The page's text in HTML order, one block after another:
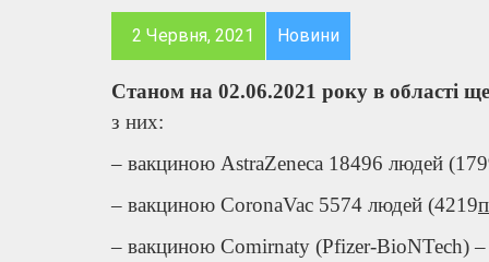
2 Червня, 2021 Новини
Станом на 02.06.2021 року в області
з них:
– вакциною AstraZeneca 18496 людей
– вакциною CoronaVac 5574 людей (4219
– вакциною Comirnaty (Pfizer-BioNTech)